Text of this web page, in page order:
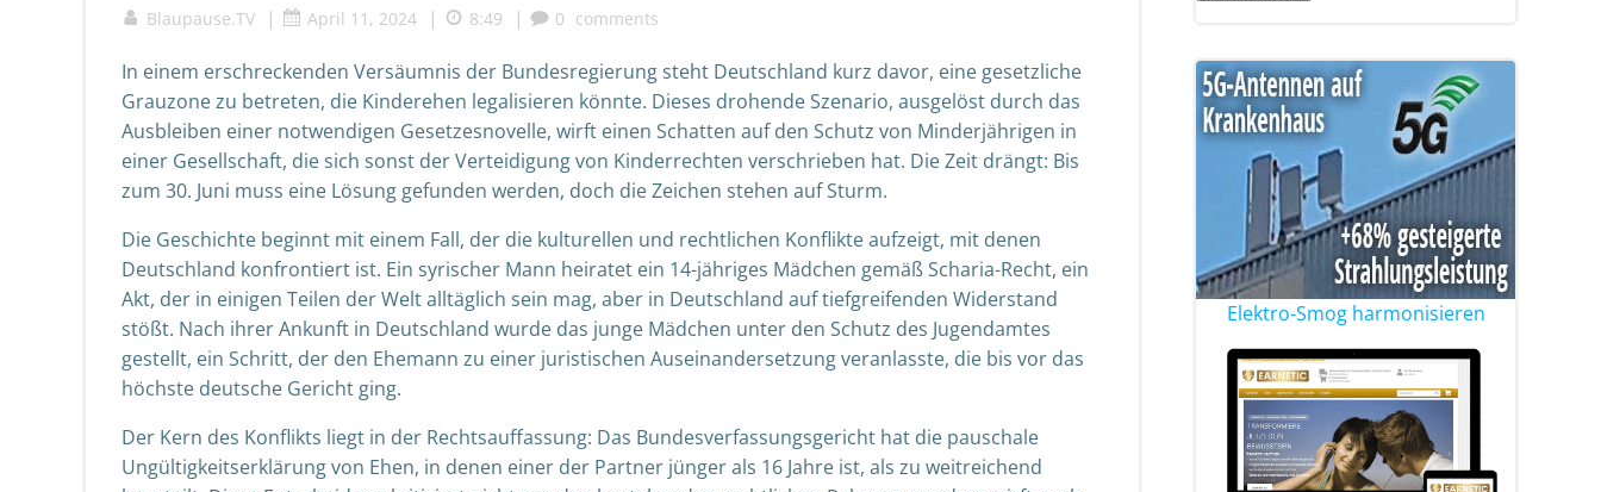
Blaupause.TV | April 11, 2024 | 8:49 | 0 comments
In einem erschreckenden Versäumnis der Bundesregierung steht Deutschland kurz davor, eine gesetzliche
Grauzone zu betreten, die Kinderehen legalisieren könnte. Dieses drohende Szenario, ausgelöst durch das
Ausbleiben einer notwendigen Gesetzesnovelle, wirft einen Schatten auf den Schutz von Minderjährigen in
einer Gesellschaft, die sich sonst der Verteidigung von Kinderrechten verschrieben hat. Die Zeit drängt: Bis
zum 30. Juni muss eine Lösung gefunden werden, doch die Zeichen stehen auf Sturm.
Die Geschichte beginnt mit einem Fall, der die kulturellen und rechtlichen Konflikte aufzeigt, mit denen
Deutschland konfrontiert ist. Ein syrischer Mann heiratet ein 14-jähriges Mädchen gemäß Scharia-Recht, ein
Akt, der in einigen Teilen der Welt alltäglich sein mag, aber in Deutschland auf tiefgreifenden Widerstand
stößt. Nach ihrer Ankunft in Deutschland wurde das junge Mädchen unter den Schutz des Jugendamtes
gestellt, ein Schritt, der den Ehemann zu einer juristischen Auseinandersetzung veranlasste, die bis vor das
höchste deutsche Gericht ging.
Der Kern des Konflikts liegt in der Rechtsauffassung: Das Bundesverfassungsgericht hat die pauschale
Ungültigkeitserklärung von Ehen, in denen einer der Partner jünger als 16 Jahre ist, als zu weitreichend
Elektro-Smog harmonisieren